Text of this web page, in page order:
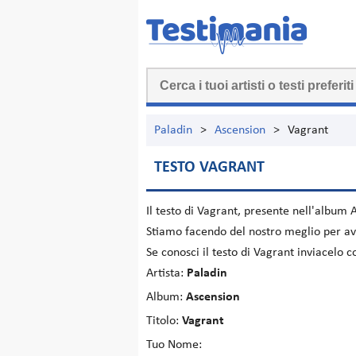
Paladin > Ascension > Vagrant
TESTO VAGRANT
Il testo di Vagrant, presente nell'album
Stiamo facendo del nostro meglio per
Se conosci il testo di Vagrant inviacelo
Artista: Paladin
Album: Ascension
Titolo: Vagrant
Tuo Nome: